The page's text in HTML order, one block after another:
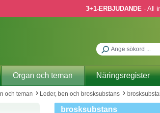
3+1-ERBJUDANDE - All
Organ och teman Näringsregister
och teman Leder, ben och brosksubstans
brosksubstans